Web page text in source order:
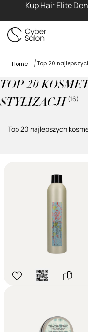
Kup Hair Elite
Home Top 20
TOP 20
STYLIZACJI (16)
Top 20 najlepszych